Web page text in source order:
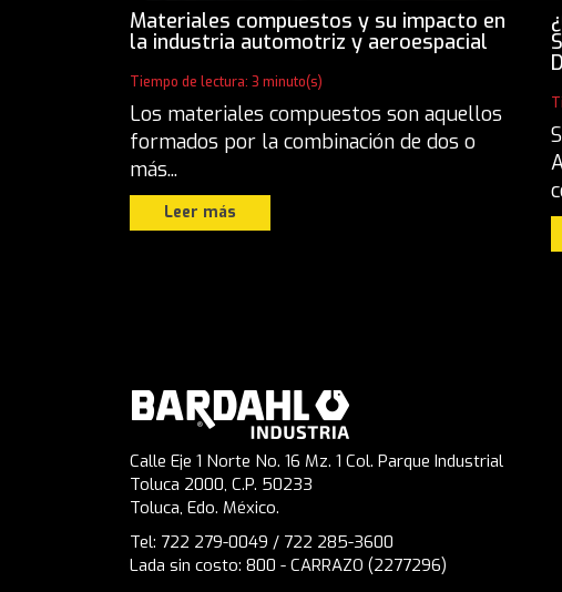
Materiales compuestos y su impacto en
la industria automotriz y aeroespacial
Tiempo de lectura: 3 minuto(s)
Los materiales compuestos son aquellos
formados por la combinación de dos o
más...
Leer más
Calle Eje 1 Norte No. 16 Mz. 1 Col. Parque Industrial
Toluca 2000, C.P. 50233
Toluca, Edo. México.
Tel: 722 279-0049 / 722 285-3600
Lada sin costo: 800 - CARRAZO (2277296)